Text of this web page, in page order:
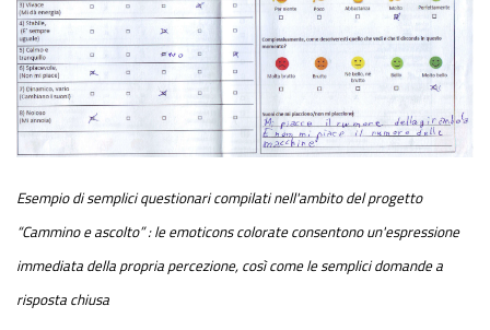
Esempio di semplici questionari compilati nell'ambito del progetto
“Cammino e ascolto” : le emoticons colorate consentono un'espressione
immediata della propria percezione, così come le semplici domande a
risposta chiusa